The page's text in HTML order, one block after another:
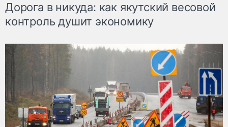
Дорога в никуда: как якутский весовой
контроль душит экономику